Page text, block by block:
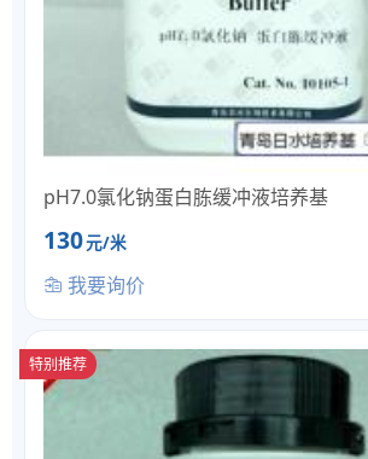
pH7.0氯化钠蛋白胨缓冲液培养基
130元/米
我要询价
特别推荐